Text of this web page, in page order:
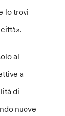
lo trovi
al
a
di
nuove